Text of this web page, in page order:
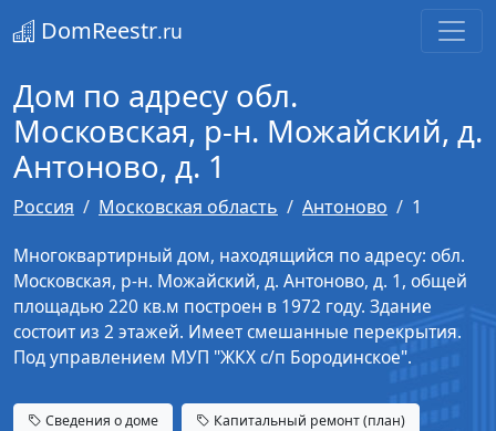
DomReestr.ru
Дом по адресу обл.
Московская, р-н. Можайский, д.
Антоново, д. 1
Россия Московская область Антоново
1
Многоквартирный дом, находящийся по адресу: обл.
Московская, р-н. Можайский, д. Антоново, д. 1, общей
площадью 220 кв.м построен в 1972 году. Здание
состоит из 2 этажей. Имеет смешанные перекрытия.
Под управлением МУП "ЖКХ с/п Бородинское".
Сведения о доме Капитальный ремонт (план)